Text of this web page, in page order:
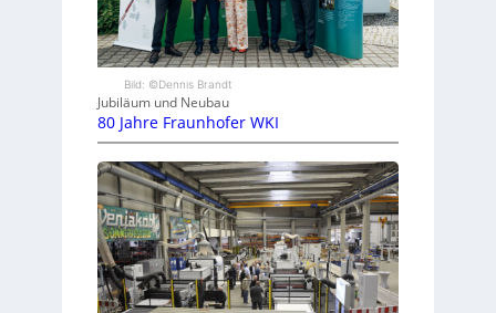
Bild: ©Dennis Brandt
Jubiläum und Neubau
80 Jahre Fraunhofer WKI